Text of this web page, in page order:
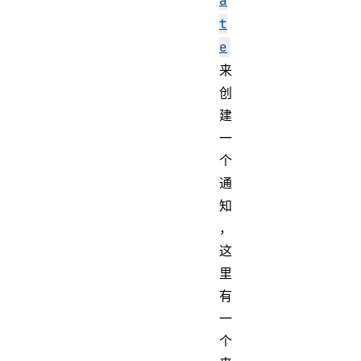
t
e
来
创
建
一
个
通
知
，
这
里
有
一
个